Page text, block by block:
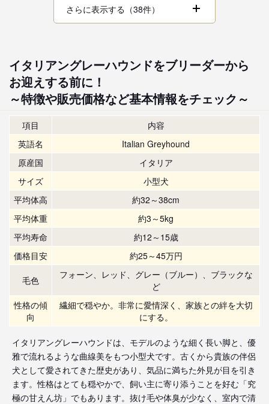
さらに表示する（38件）
イタリアングレーハウンドをブリーダーから
お迎えする前に！
～特徴や販売価格など基本情報をチェック～
項目
内容
英語名
Italian Greyhound
原産国
イタリア
サイズ
小型犬
平均体高
約32～38cm
平均体重
約3～5kg
平均寿命
約12～15歳
価格目安
約25～45万円
毛色
フォーン、レッド、グレー（ブルー）、ブラックな
ど
性格の傾
向
繊細で穏やか。非常に愛情深く、家族との絆を大切
にする。
イタリアングレーハウンドは、モデルのような細く長い脚と、優
雅で流れるような曲線美をもつ小型犬です。古くから貴族の伴侶
犬として愛されてきた歴史があり、気品に満ちた外見が目を引き
ます。性格はとても穏やかで、飼い主に寄り添うことを好む「究
極の甘えん坊」でもあります。抜け毛や体臭が少なく、室内で清